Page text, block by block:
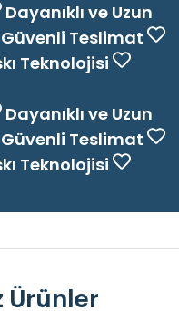
Dayanıklı ve Uzun
Güvenli Teslimat
Teknolojisi
Dayanıklı ve Uzun
Güvenli Teslimat
Teknolojisi
Ürünler